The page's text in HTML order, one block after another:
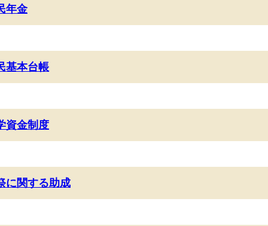
年金
基本台帳
資金制度
に関する助成